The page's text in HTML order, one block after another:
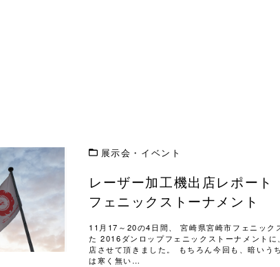
む
展示会・イベント
レーザー加工機出店レポー
フェニックストーナメント
11月17～20の4日間、 宮崎県宮崎市フェニック
た 2016ダンロップフェニックストーナメント
店させて頂きました。 もちろん今回も、暗いう
は寒く無い…